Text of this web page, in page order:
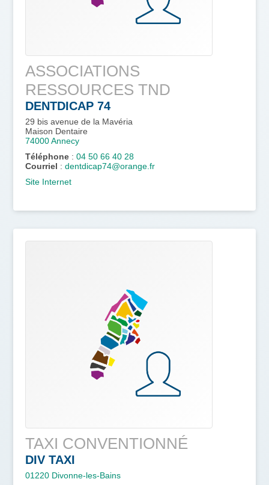
ASSOCIATIONS
RESSOURCES TND
DENTDICAP 74
29 bis avenue de la Mavéria
Maison Dentaire
74000 Annecy
Téléphone : 04 50 66 40 28
Courriel : dentdicap74@orange.fr
Site Internet
TAXI CONVENTIONNÉ
DIV TAXI
01220 Divonne-les-Bains